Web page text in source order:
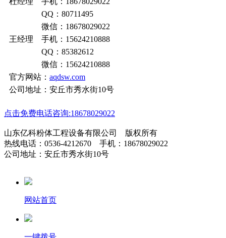
QQ：80711495
微信：18678029022
王经理 手机：15624210888
QQ：85382612
微信：15624210888
官方网站： aqdsw.com
公司地址：安丘市秀水街10号
点击免费电话咨询:18678029022
山东亿科粉体工程设备有限公司 版权所有
热线电话：0536-4212670 手机：18678029022
公司地址：安丘市秀水街10号
网站首页